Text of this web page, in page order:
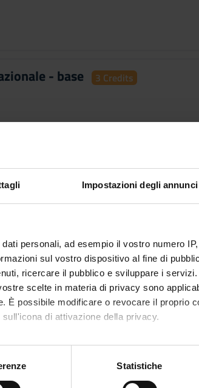
Impostazioni degli annunci
personali, ad esempio il vostro numero
sul vostro dispositivo al fine di
ricercare il pubblico e sviluppare i
scelte in materia di privacy sono
È possibile modificare o revocare il proprio
di attivazione della privacy.
geografica, con un'approssimazione di
Statistiche
- base 3 Credits
3 Credits